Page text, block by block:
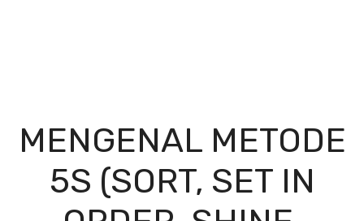
MENGENAL METODE
5S (SORT, SET IN